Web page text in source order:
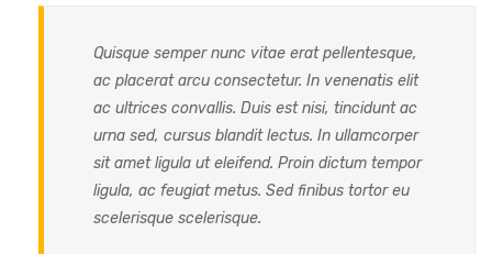
Quisque semper nunc vitae erat pellentesque,
ac placerat arcu consectetur. In venenatis elit
ac ultrices convallis. Duis est nisi, tincidunt ac
urna sed, cursus blandit lectus. In ullamcorper
sit amet ligula ut eleifend. Proin dictum tempor
ligula, ac feugiat metus. Sed finibus tortor eu
scelerisque scelerisque.